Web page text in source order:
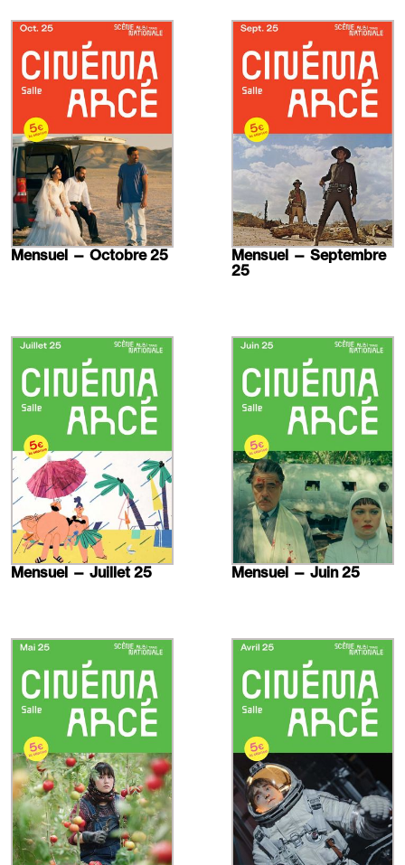
Mensuel — Octobre 25
En
plus
Mensuel — Septembre
25
En
plus
Mensuel — Juillet 25
En
plus
Mensuel — Juin 25
En
plus
En
plus
En
plus